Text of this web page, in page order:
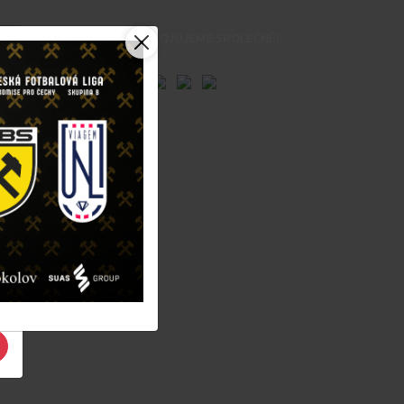
Sportovní
Logo ke stažení
Baníček